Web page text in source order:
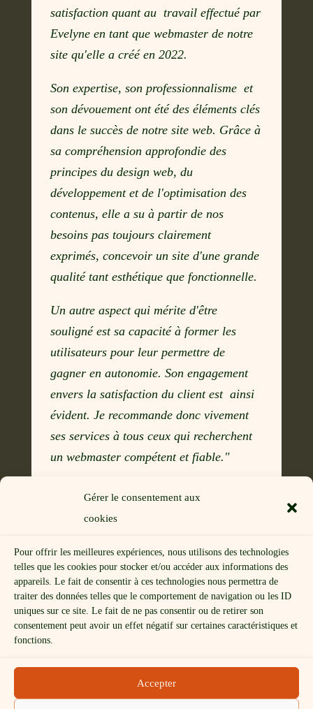
Gérer le consentement aux
cookies
Pour offrir les meilleures expériences, nous utilisons des technologies
telles que les cookies pour stocker et/ou accéder aux informations des
appareils. Le fait de consentir à ces technologies nous permettra de
traiter des données telles que le comportement de navigation ou les ID
uniques sur ce site. Le fait de ne pas consentir ou de retirer son
consentement peut avoir un effet négatif sur certaines caractéristiques et
fonctions.
Accepter
satisfaction quant au travail effectué par
Evelyne en tant que webmaster de notre
site qu'elle a créé en 2022.
Son expertise, son professionnalisme et
son dévouement ont été des éléments clés
dans le succès de notre site web. Grâce à
sa compréhension approfondie des
principes du design web, du
développement et de l'optimisation des
contenus, elle a su à partir de nos
besoins pas toujours clairement
exprimés, concevoir un site d'une grande
qualité tant esthétique que fonctionnelle.
Un autre aspect qui mérite d'être
souligné est sa capacité à former les
utilisateurs pour leur permettre de
gagner en autonomie. Son engagement
envers la satisfaction du client est ainsi
évident. Je recommande donc vivement
ses services à tous ceux qui recherchent
un webmaster compétent et fiable."
Guy Curcio
co-animateur de la Diversité Spirituelle
Mentions légales
Politique de cookies (UE)
CGV
Réservation